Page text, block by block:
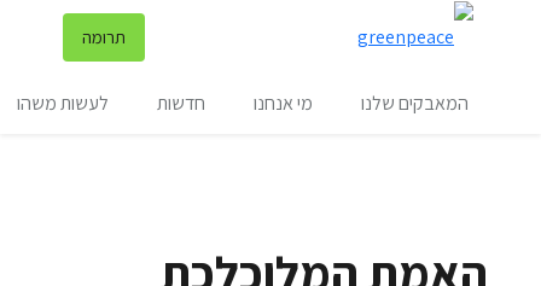
תרומה
המאבקים שלנו מי אנחנו חדשות לעשות משהו
האמת המלוכלכת